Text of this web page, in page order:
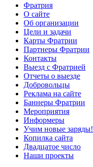
Фратрия
О сайте
Об организации
Цели и задачи
Карты Фратрии
Партнеры Фратрии
Контакты
Выезд с Фратрией
Отчеты о выезде
Добровольцы
Реклама на сайте
Баннеры Фратрии
Мероприятия
Информеры
Учим новые заряды!
Копилка сайта
Двадцатое число
Наши проекты